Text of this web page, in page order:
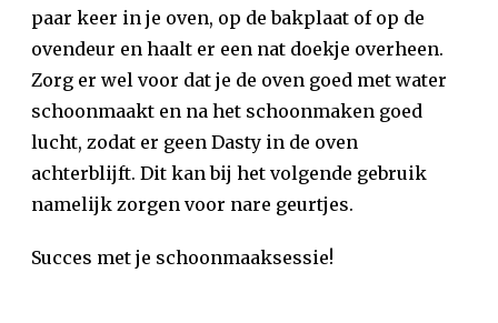
paar keer in je oven, op de bakplaat of op de
ovendeur en haalt er een nat doekje overheen.
Zorg er wel voor dat je de oven goed met water
schoonmaakt en na het schoonmaken goed
lucht, zodat er geen Dasty in de oven
achterblijft. Dit kan bij het volgende gebruik
namelijk zorgen voor nare geurtjes.
Succes met je schoonmaaksessie!